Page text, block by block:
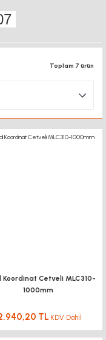
Toplam 7 ürün
Koordinat Cetveli MLC310-
1000mm
TL KDV Dahil